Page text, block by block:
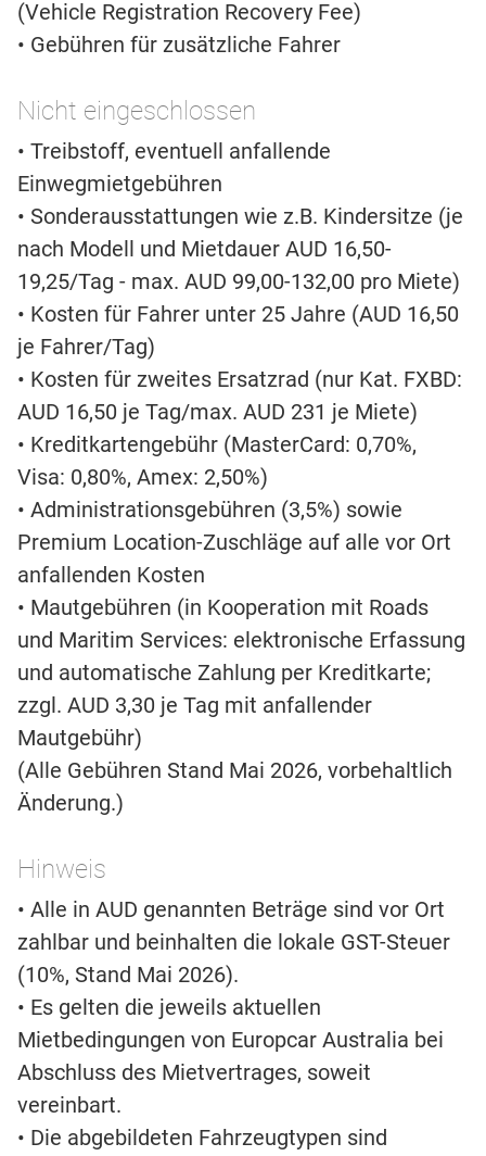
(Vehicle Registration Recovery Fee)
• Gebühren für zusätzliche Fahrer
Nicht eingeschlossen
• Treibstoff, eventuell anfallende
Einwegmietgebühren
• Sonderausstattungen wie z.B. Kindersitze (je
nach Modell und Mietdauer AUD 16,50-
19,25/Tag - max. AUD 99,00-132,00 pro Miete)
• Kosten für Fahrer unter 25 Jahre (AUD 16,50
je Fahrer/Tag)
• Kosten für zweites Ersatzrad (nur Kat. FXBD:
AUD 16,50 je Tag/max. AUD 231 je Miete)
• Kreditkartengebühr (MasterCard: 0,70%,
Visa: 0,80%, Amex: 2,50%)
• Administrationsgebühren (3,5%) sowie
Premium Location-Zuschläge auf alle vor Ort
anfallenden Kosten
• Mautgebühren (in Kooperation mit Roads
und Maritim Services: elektronische Erfassung
und automatische Zahlung per Kreditkarte;
zzgl. AUD 3,30 je Tag mit anfallender
Mautgebühr)
(Alle Gebühren Stand Mai 2026, vorbehaltlich
Änderung.)
Hinweis
• Alle in AUD genannten Beträge sind vor Ort
zahlbar und beinhalten die lokale GST-Steuer
(10%, Stand Mai 2026).
• Es gelten die jeweils aktuellen
Mietbedingungen von Europcar Australia bei
Abschluss des Mietvertrages, soweit
vereinbart.
• Die abgebildeten Fahrzeugtypen sind